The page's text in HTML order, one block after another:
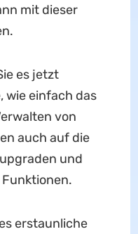
mit dieser
es jetzt
wie einfach das
von
auch auf die
und
erstaunliche